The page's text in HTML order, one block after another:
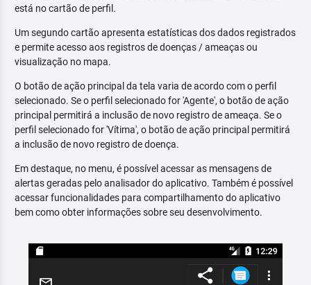
está no cartão de perfil.
Um segundo cartão apresenta estatísticas dos dados registrados
e permite acesso aos registros de doenças / ameaças ou
visualização no mapa.
O botão de ação principal da tela varia de acordo com o perfil
selecionado. Se o perfil selecionado for 'Agente', o botão de ação
principal permitirá a inclusão de novo registro de ameaça. Se o
perfil selecionado for 'Vítima', o botão de ação principal permitirá
a inclusão de novo registro de doença.
Em destaque, no menu, é possível acessar as mensagens de
alertas geradas pelo analisador do aplicativo. Também é possível
acessar funcionalidades para compartilhamento do aplicativo
bem como obter informações sobre seu desenvolvimento.